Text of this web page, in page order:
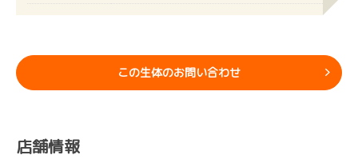
この生体のお問い合わせ
店舗情報